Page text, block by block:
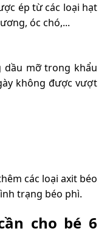
ép từ các loại hạt
óc chó,...
dầu mỡ trong khẩu
không được vượt
các loại axit béo
trạng béo phì.
cho bé 6